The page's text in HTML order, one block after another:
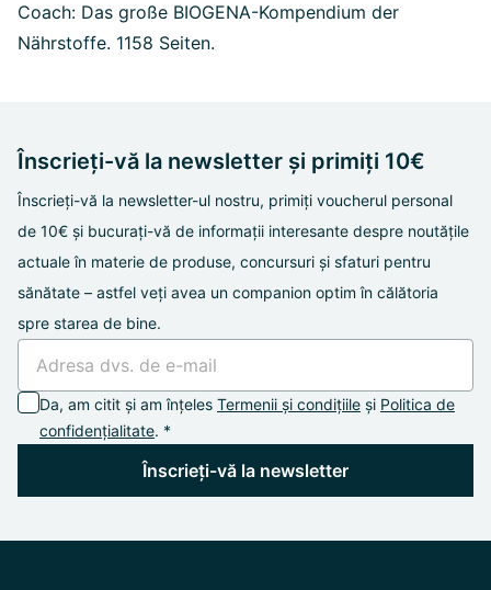
Coach: Das große BIOGENA-Kompendium der
Nährstoffe. 1158 Seiten.
Înscrieți-vă la newsletter și primiți 10€
Înscrieți-vă la newsletter-ul nostru, primiți voucherul personal
de 10€ și bucurați-vă de informații interesante despre noutățile
actuale în materie de produse, concursuri și sfaturi pentru
sănătate – astfel veți avea un companion optim în călătoria
spre starea de bine.
Da, am citit și am înțeles Termenii și condițiile și Politica de
confidențialitate. *
Înscrieți-vă la newsletter